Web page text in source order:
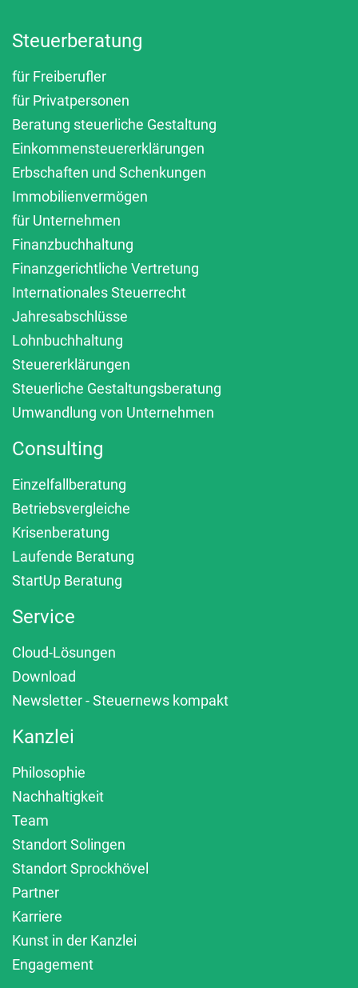
Steuerberatung
für Freiberufler
für Privatpersonen
Beratung steuerliche Gestaltung
Einkommensteuererklärungen
Erbschaften und Schenkungen
Immobilienvermögen
für Unternehmen
Finanzbuchhaltung
Finanzgerichtliche Vertretung
Internationales Steuerrecht
Jahresabschlüsse
Lohnbuchhaltung
Steuererklärungen
Steuerliche Gestaltungsberatung
Umwandlung von Unternehmen
Consulting
Einzelfallberatung
Betriebsvergleiche
Krisenberatung
Laufende Beratung
StartUp Beratung
Service
Cloud-Lösungen
Download
Newsletter - Steuernews kompakt
Kanzlei
Philosophie
Nachhaltigkeit
Team
Standort Solingen
Standort Sprockhövel
Partner
Karriere
Kunst in der Kanzlei
Engagement